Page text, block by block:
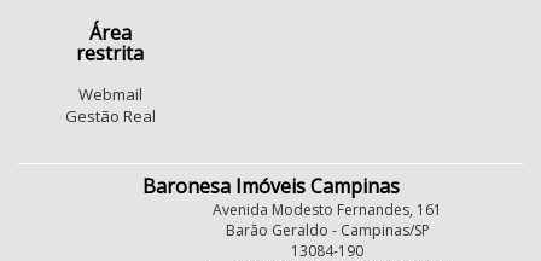
Área
restrita
Webmail
Gestão Real
Baronesa Imóveis Campinas
Avenida Modesto Fernandes, 161
Barão Geraldo - Campinas/SP
13084-190